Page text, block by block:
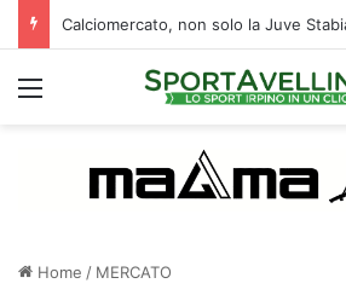
Menu
Home / MERCATO